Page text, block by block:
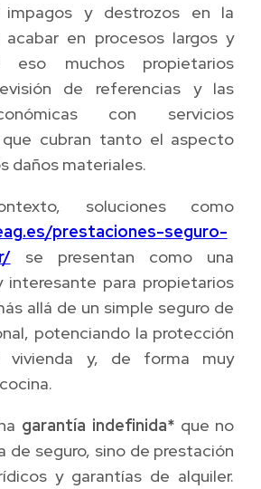
y destrozos en la
acabar en procesos largos y
eso muchos propietarios
de referencias y las
con servicios
que cubran tanto el aspecto
daños materiales.
soluciones como
prestaciones-seguro-
se presentan como una
interesante para propietarios
allá de un simple seguro de
potenciando la protección
vivienda y, de forma muy
garantía indefinida*que no
de seguro, sino de prestación
y garantías de alquiler.